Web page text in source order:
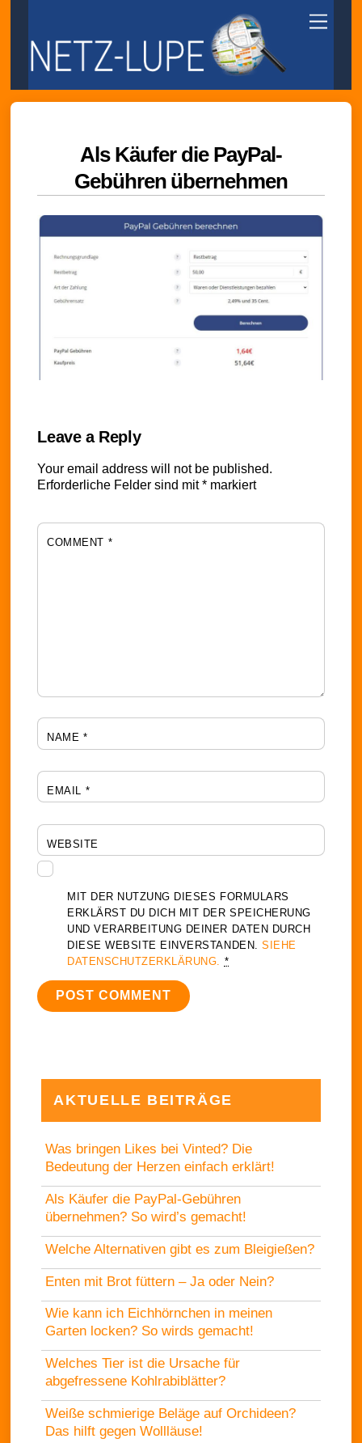
content
Menu
Als Käufer die PayPal-
Gebühren übernehmen
Leave a Reply
Your email address will not be published.
Erforderliche Felder sind mit* markiert
COMMENT *
NAME *
EMAIL *
WEBSITE
MIT DER NUTZUNG DIESES FORMULARS
ERKLÄRST DU DICH MIT DER SPEICHERUNG
UND VERARBEITUNG DEINER DATEN DURCH
DIESE WEBSITE EINVERSTANDEN.SIEHE
DATENSCHUTZERKLÄRUNG. *
AKTUELLE BEITRÄGE
Was bringen Likes bei Vinted? Die
Bedeutung der Herzen einfach erklärt!
Als Käufer die PayPal-Gebühren
übernehmen? So wird’s gemacht!
Welche Alternativen gibt es zum Bleigießen?
Enten mit Brot füttern – Ja oder Nein?
Wie kann ich Eichhörnchen in meinen
Garten locken? So wirds gemacht!
Welches Tier ist die Ursache für
abgefressene Kohlrabiblätter?
Weiße schmierige Beläge auf Orchideen?
Das hilft gegen Wollläuse!